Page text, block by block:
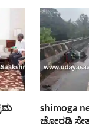
shimoga
ಚೋರಡಿ